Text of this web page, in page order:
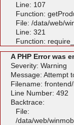
Line: 107
Function:
File: /data/web/
Line: 321
Function:
A PHP Error was
Severity: Warning
Message: Attempt
Filename:
Line Number: 492
Backtrace:
File:
/data/web/